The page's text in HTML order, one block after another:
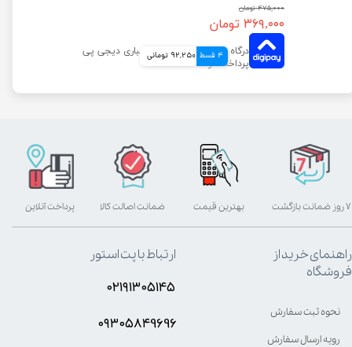
۴۷۵,۰۰۰ تومان
۳۶۹,۰۰۰ تومان
4 قسط 92,250 تومانی
بهترین قیمت پرداخت آنلاین ۷ روز ضمانت بازگشت ضمانت اصالت کالا
راهنمای خرید از
فروشگاه
نحوه ثبت سفارش
رویه ارسال سفارش
ارتباط با پت استور
۰۲۱۹۱۳۰۵۱۴۵
۰۹۳۰۵8۴9696